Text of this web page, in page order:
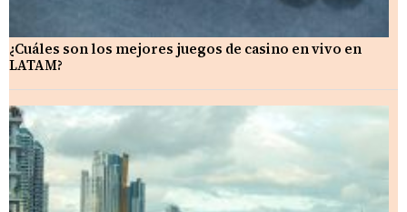
¿Cuáles son los mejores juegos de casino en vivo en
LATAM?